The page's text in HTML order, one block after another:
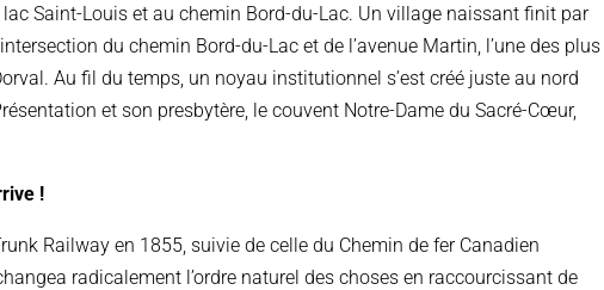
Saint-Louis et au chemin Bord-du-Lac. Un village naissant finit par
du chemin Bord-du-Lac et de l’avenue Martin, l’une des plus
Au fil du temps, un noyau institutionnel s’est créé juste au nord
et son presbytère, le couvent Notre-Dame du Sacré-Cœur,
!
Railway en 1855, suivie de celle du Chemin de fer Canadien
radicalement l’ordre naturel des choses en raccourcissant de